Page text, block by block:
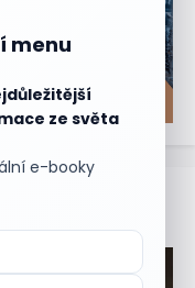
menu
ze světa
e-booky